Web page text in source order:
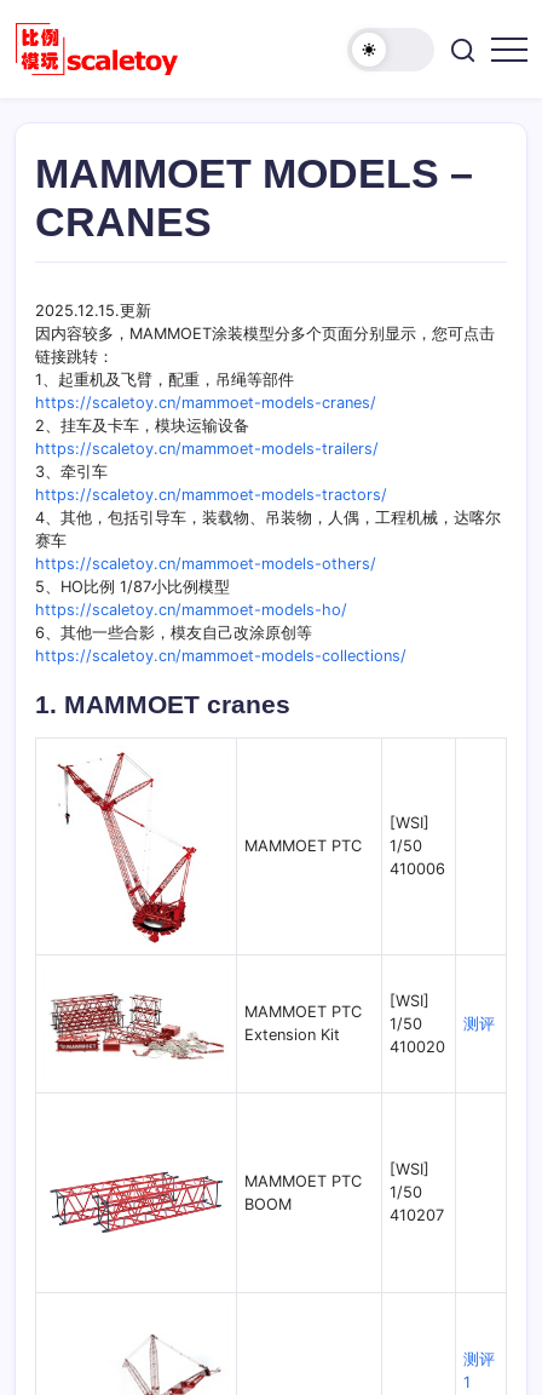
正
欢
比
天
MAMMOET MODELS –
CRANES
2025.12.15.更新
因内容较多，MAMMOET涂装模型分多个页面分别显示，您可点击
链接跳转：
1、起重机及飞臂，配重，吊绳等部件
https://scaletoy.cn/mammoet-models-cranes/
2、挂车及卡车，模块运输设备
https://scaletoy.cn/mammoet-models-trailers/
3、牵引车
https://scaletoy.cn/mammoet-models-tractors/
4、其他，包括引导车，装载物、吊装物，人偶，工程机械，达喀尔
赛车
https://scaletoy.cn/mammoet-models-others/
5、HO比例 1/87小比例模型
https://scaletoy.cn/mammoet-models-ho/
6、其他一些合影，模友自己改涂原创等
https://scaletoy.cn/mammoet-models-collections/
1. MAMMOET cranes
MAMMOET PTC
[WSI]
1/50
410006
MAMMOET PTC
Extension Kit
[WSI]
1/50
410020
测评
MAMMOET PTC
BOOM
[WSI]
1/50
410207
测评
1